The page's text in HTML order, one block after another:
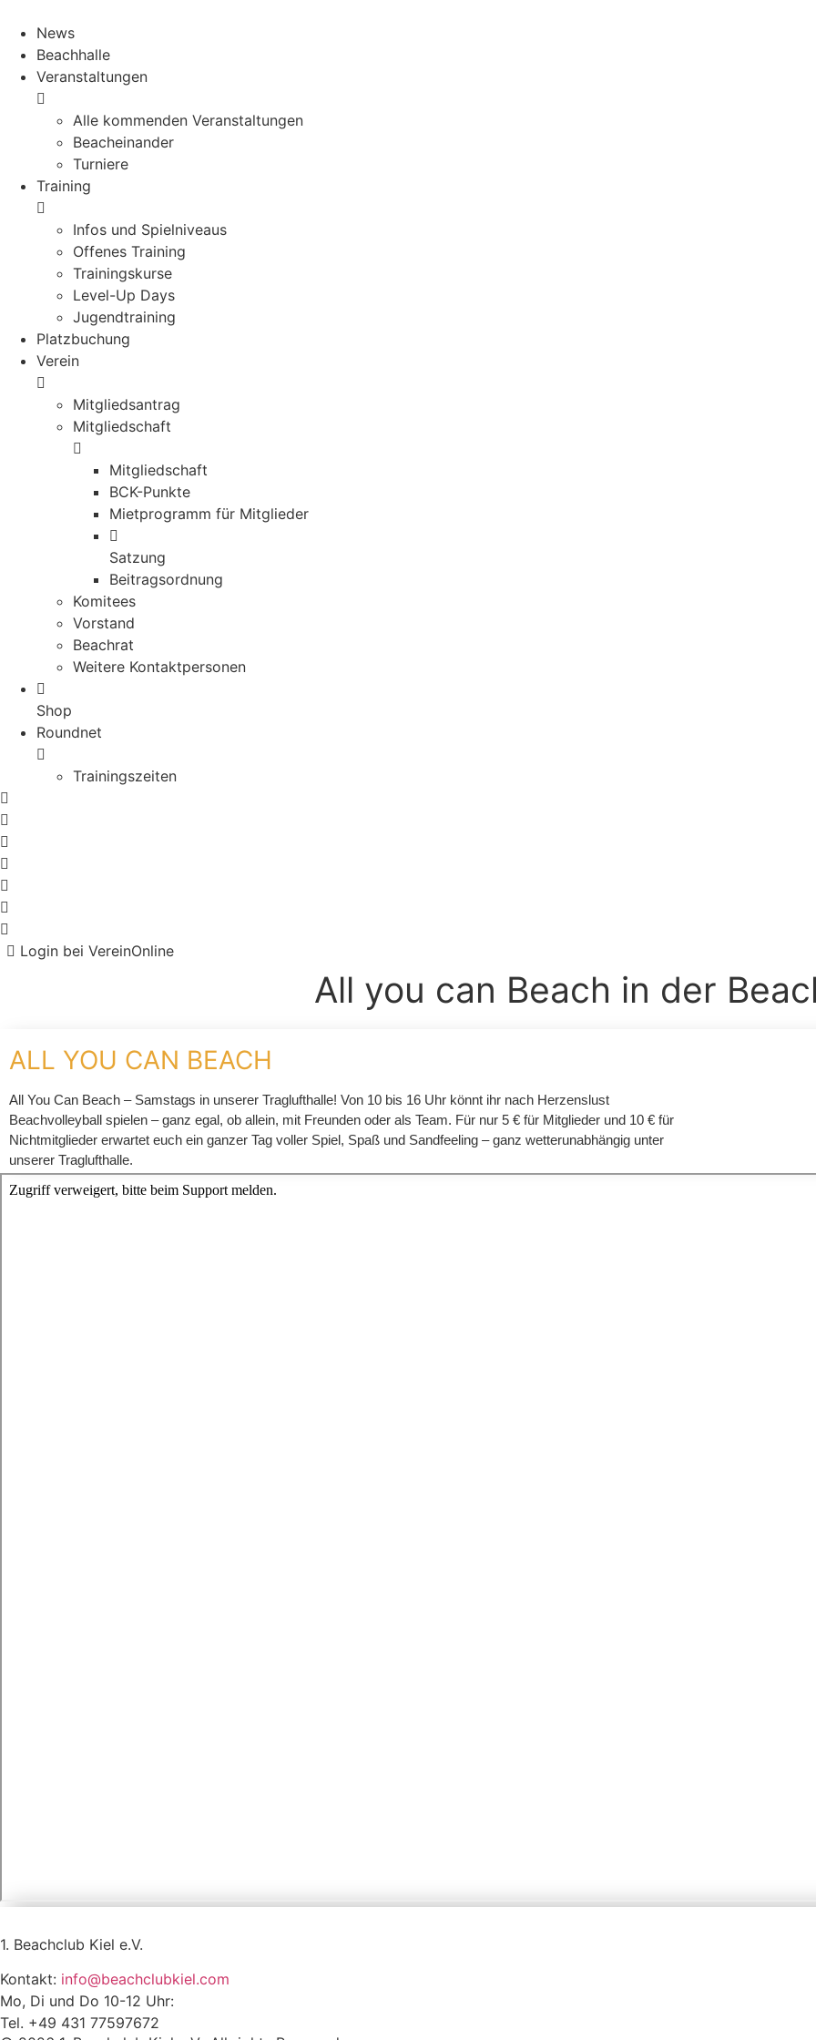
News
Beachhalle
Veranstaltungen
Alle kommenden Veranstaltungen
Beacheinander
Turniere
Training
Infos und Spielniveaus
Offenes Training
Trainingskurse
Level-Up Days
Jugendtraining
Platzbuchung
Verein
Mitgliedsantrag
Mitgliedschaft
Mitgliedschaft
BCK-Punkte
Mietprogramm für Mitglieder
Satzung
Beitragsordnung
Komitees
Vorstand
Beachrat
Weitere Kontaktpersonen
Shop
Roundnet
Trainingszeiten
Login bei VereinOnline
All you can Beach in der
ALL YOU CAN BEACH
All You Can Beach – Samstags in unserer Traglufthalle! Von 10 bis 16 Uhr könnt ihr nach Herzenslust
Beachvolleyball spielen – ganz egal, ob allein, mit Freunden oder als Team. Für nur 5 € für Mitglieder und 10 € für
Nichtmitglieder erwartet euch ein ganzer Tag voller Spiel, Spaß und Sandfeeling – ganz wetterunabhängig unter
unserer Traglufthalle.
1. Beachclub Kiel e.V.
Kontakt: info@beachclubkiel.com
Mo, Di und Do 10-12 Uhr:
Tel. +49 431 77597672